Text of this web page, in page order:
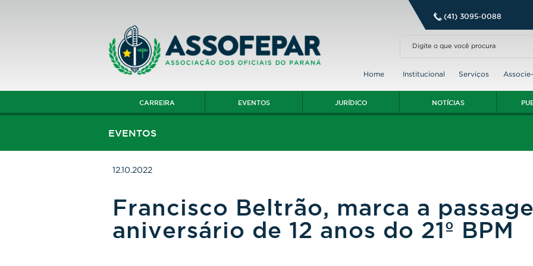
(41) 3095-0088
Home Institucional Serviços
CARREIRA EVENTOS JURÍDICO NOTÍCIAS
EVENTOS
12.10.2022
Francisco Beltrão, marca a
aniversário de 12 anos do 21º BPM